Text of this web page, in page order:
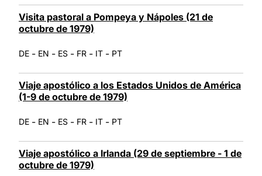
Visita pastoral a Pompeya y Nápoles (21 de
octubre de 1979)
DE - EN - ES - FR - IT - PT
Viaje apostólico a los Estados Unidos de América
(1-9 de octubre de 1979)
DE - EN - ES - FR - IT - PT
Viaje apostólico a Irlanda (29 de septiembre - 1 de
octubre de 1979)